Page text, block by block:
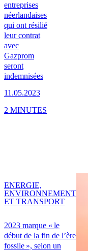
entreprises
néerlandaises
qui ont résilié
leur contrat
avec
Gazprom
seront
indemnisées
11.05.2023
2 MINUTES
2023 marque « le
début de la fin de l’ère
fossile », selon un
ENERGIE,
ENVIRONNEMENT
ET TRANSPORT